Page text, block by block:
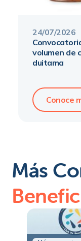
24/07/2026
convocatoria remate
volumen de
duitama
Conoce
Más